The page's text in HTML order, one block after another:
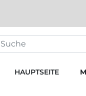
HAUPTSEITE